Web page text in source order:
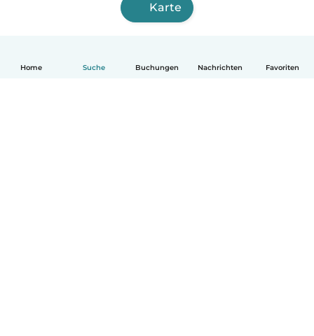
Home Suche Buchungen Nachrichten Favoriten
Karte